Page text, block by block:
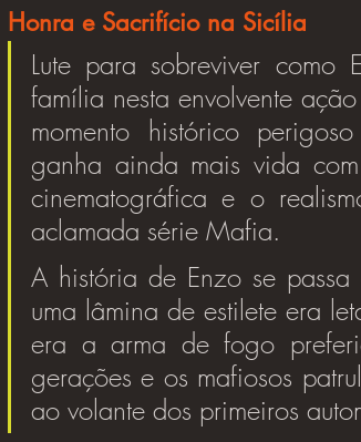
Honra e Sacrifício na Sicília
Lute para sobreviver
família nesta envolvente
momento histórico
ganha ainda mais vida
cinematográfica e o
aclamada série Mafia.
A história de Enzo se
uma lâmina de estilete era
era a arma de fogo
gerações e os mafiosos
ao volante dos primeiros